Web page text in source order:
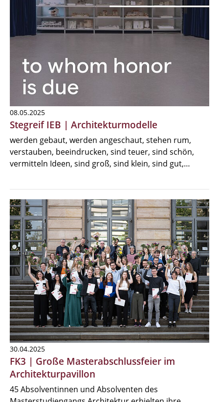
08.05.2025
Stegreif IEB | Architekturmodelle
werden gebaut, werden angeschaut, stehen rum,
verstauben, beeindrucken, sind teuer, sind schön,
vermitteln Ideen, sind groß, sind klein, sind gut,…
30.04.2025
FK3 | Große Masterabschlussfeier im
Architekturpavillon
45 Absolventinnen und Absolventen des